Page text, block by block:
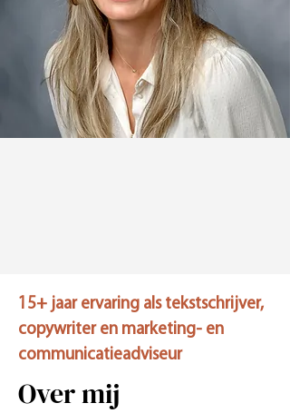
15+ jaar ervaring als tekstschrijver,
copywriter en marketing- en
communicatieadviseur
Over mij